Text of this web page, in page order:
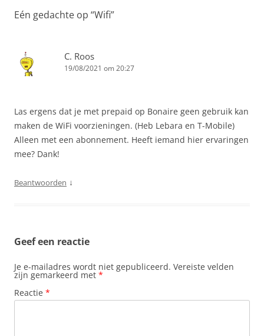
Eén gedachte op “Wifi”
C. Roos
19/08/2021 om 20:27
Las ergens dat je met prepaid op Bonaire geen gebruik kan
maken de WiFi voorzieningen. (Heb Lebara en T-Mobile)
Alleen met een abonnement. Heeft iemand hier ervaringen
mee? Dank!
Beantwoorden ↓
Geef een reactie
Je e-mailadres wordt niet gepubliceerd. Vereiste velden
zijn gemarkeerd met *
Reactie *